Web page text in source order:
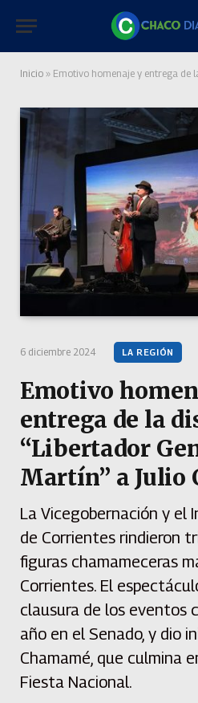
Inicio » Emotivo homenaje y entrega de la distinción
6 diciembre 2024 LA REGIÓN
Emotivo
entrega de la
“Libertador
Martín” a Julio
La Vicegobernación y
de Corrientes rindieron
figuras chamameceras
Corrientes. El
clausura de los eventos
año en el Senado, y dio
Chamamé, que culmina
Fiesta Nacional.